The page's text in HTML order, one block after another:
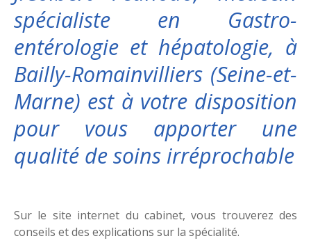
spécialiste en Gastro-
entérologie et hépatologie, à
Bailly-Romainvilliers (Seine-et-
Marne) est à votre disposition
pour vous apporter une
qualité de soins irréprochable
Sur le site internet du cabinet, vous trouverez des
conseils et des explications sur la spécialité.